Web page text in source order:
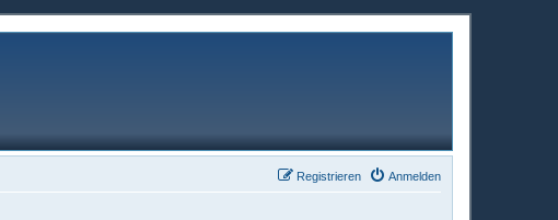
Anmelden
Registrieren